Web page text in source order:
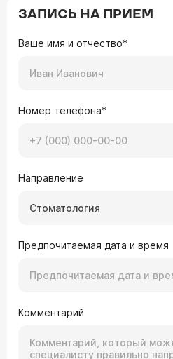
ЗАПИСЬ НА ПРИЕМ
Ваше имя и отчество*
Номер телефона*
Направление
Стоматология
Предпочитаемая дата и время
Комментарий